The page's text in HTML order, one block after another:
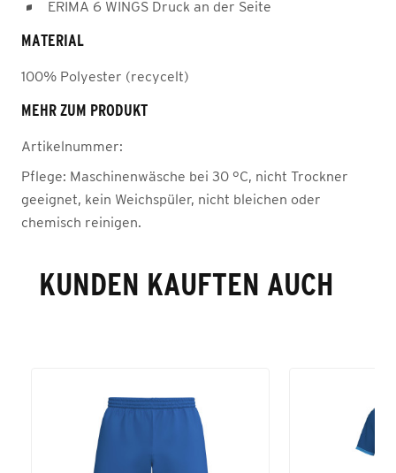
ERIMA 6 WINGS Druck an der Seite
MATERIAL
100% Polyester (recycelt)
MEHR ZUM PRODUKT
Artikelnummer:
Pflege: Maschinenwäsche bei 30 °C, nicht Trockner
geeignet, kein Weichspüler, nicht bleichen oder
chemisch reinigen.
KUNDEN KAUFTEN AUCH